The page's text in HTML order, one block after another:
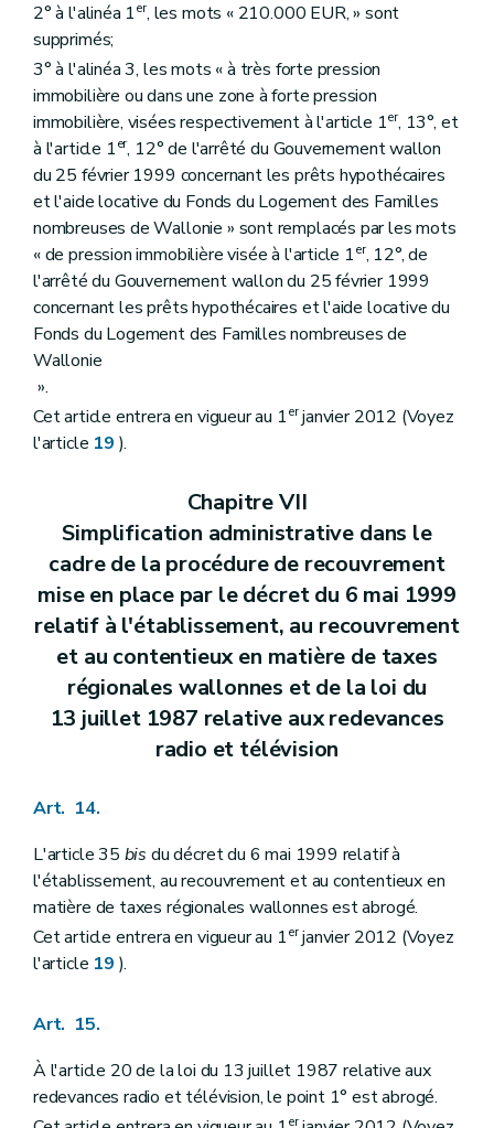
2° à l'alinéa 1er, les mots « 210.000 EUR, » sont
supprimés;
3° à l'alinéa 3, les mots « à très forte pression
immobilière ou dans une zone à forte pression
immobilière, visées respectivement à l'article 1er, 13°, et
à l'article 1er, 12° de l'arrêté du Gouvernement wallon
du 25 février 1999 concernant les prêts hypothécaires
et l'aide locative du Fonds du Logement des Familles
nombreuses de Wallonie » sont remplacés par les mots
« de pression immobilière visée à l'article 1er, 12°, de
l'arrêté du Gouvernement wallon du 25 février 1999
concernant les prêts hypothécaires et l'aide locative du
Fonds du Logement des Familles nombreuses de
Wallonie
».
Cet article entrera en vigueur au 1erjanvier 2012 (Voyez
l'article 19 ).
Chapitre VII
Simplification administrative dans le
cadre de la procédure de recouvrement
mise en place par le décret du 6 mai 1999
relatif à l'établissement, au recouvrement
et au contentieux en matière de taxes
régionales wallonnes et de la loi du
13 juillet 1987 relative aux redevances
radio et télévision
Art. 14.
L'article 35 bis du décret du 6 mai 1999 relatif à
l'établissement, au recouvrement et au contentieux en
matière de taxes régionales wallonnes est abrogé.
Cet article entrera en vigueur au 1erjanvier 2012 (Voyez
l'article 19 ).
Art. 15.
À l'article 20 de la loi du 13 juillet 1987 relative aux
redevances radio et télévision, le point 1° est abrogé.
er